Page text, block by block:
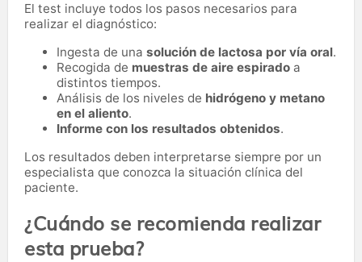
El test incluye todos los pasos necesarios para
realizar el diagnóstico:
Ingesta de una solución de lactosa por vía oral.
Recogida de muestras de aire espirado a
distintos tiempos.
Análisis de los niveles de hidrógeno y metano
en el aliento.
Informe con los resultados obtenidos.
Los resultados deben interpretarse siempre por un
especialista que conozca la situación clínica del
paciente.
¿Cuándo se recomienda realizar
esta prueba?